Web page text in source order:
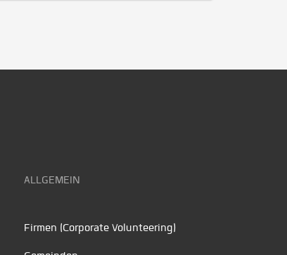
ALLGEMEIN
Firmen (Corporate Volunteering)